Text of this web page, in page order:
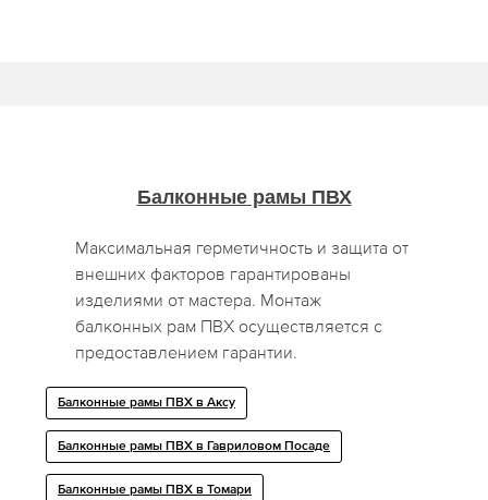
Балконные рамы ПВХ
Максимальная герметичность и защита от
внешних факторов гарантированы
изделиями от мастера. Монтаж
балконных рам ПВХ осуществляется с
предоставлением гарантии.
Балконные рамы ПВХ в Аксу
Балконные рамы ПВХ в Гавриловом Посаде
Балконные рамы ПВХ в Томари